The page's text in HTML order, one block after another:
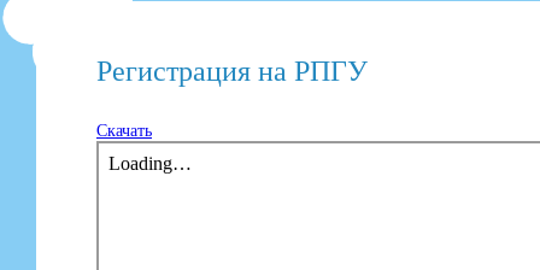
Регистрация на РПГУ
Скачать